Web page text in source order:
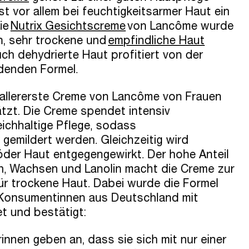
vor allem bei feuchtigkeitsarmer Haut ein
Nutrix Gesichtscremevon Lancôme wurde
sehr trockene und empfindliche Haut
dehydrierte Haut profitiert von der
Formel.
Creme von Lancôme von Frauen
Die Creme spendet intensiv
Pflege, sodass
werden. Gleichzeitig wird
Haut entgegengewirkt. Der hohe Anteil
Wachsen und Lanolin macht die Creme zur
trockene Haut. Dabei wurde die Formel
aus Deutschland mit
und bestätigt:
geben an, dass sie sich mit nur einer